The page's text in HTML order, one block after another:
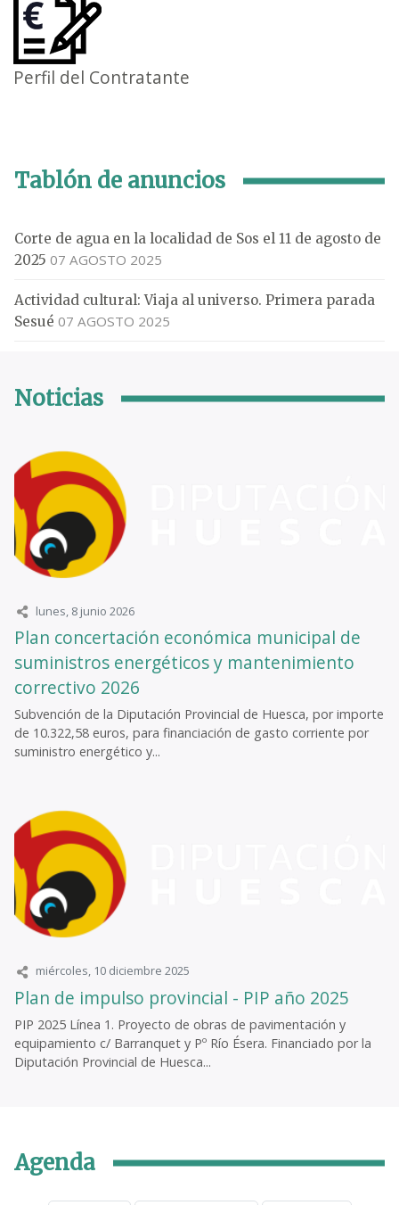
Perfil del Contratante
Tablón de anuncios
Corte de agua en la localidad de Sos el 11 de agosto de
2025 07 AGOSTO 2025
Actividad cultural: Viaja al universo. Primera parada
Sesué 07 AGOSTO 2025
Noticias
lunes, 8 junio 2026
Plan concertación económica municipal de
suministros energéticos y mantenimiento
correctivo 2026
Subvención de la Diputación Provincial de Huesca, por importe
de 10.322,58 euros, para financiación de gasto corriente por
suministro energético y...
miércoles, 10 diciembre 2025
Plan de impulso provincial - PIP año 2025
PIP 2025 Línea 1. Proyecto de obras de pavimentación y
equipamiento c/ Barranquet y Pº Río Ésera. Financiado por la
Diputación Provincial de Huesca...
Agenda